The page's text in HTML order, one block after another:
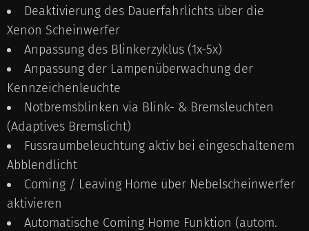
Deaktivierung des Dauerfahrlichts über die
Xenon Scheinwerfer
Anpassung des Blinkerzyklus (1x-5x)
Anpassung der Lampenüberwachung der
Kennzeichenleuchte
Notbremsblinken via Blink- & Bremsleuchten
(Adaptives Bremslicht)
Fussraumbeleuchtung aktiv bei eingeschaltenem
Abblendlicht
Coming / Leaving Home über Nebelscheinwerfer
aktivieren
Automatische Coming Home Funktion (autom.